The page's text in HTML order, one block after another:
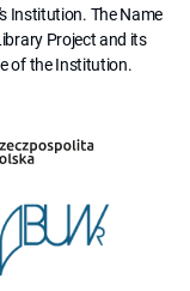
Institution. The Name
Project and its
of the Institution.